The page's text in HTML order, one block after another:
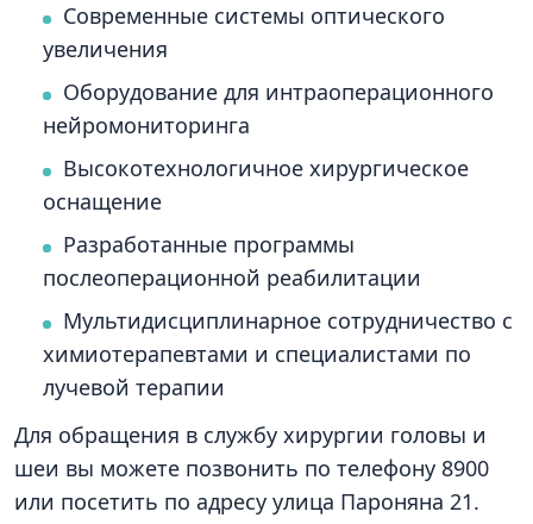
Современные системы оптического
увеличения
Оборудование для интраоперационного
нейромониторинга
Высокотехнологичное хирургическое
оснащение
Разработанные программы
послеоперационной реабилитации
Мультидисциплинарное сотрудничество с
химиотерапевтами и специалистами по
лучевой терапии
Для обращения в службу хирургии головы и
шеи вы можете позвонить по телефону 8900
или посетить по адресу улица Пароняна 21.